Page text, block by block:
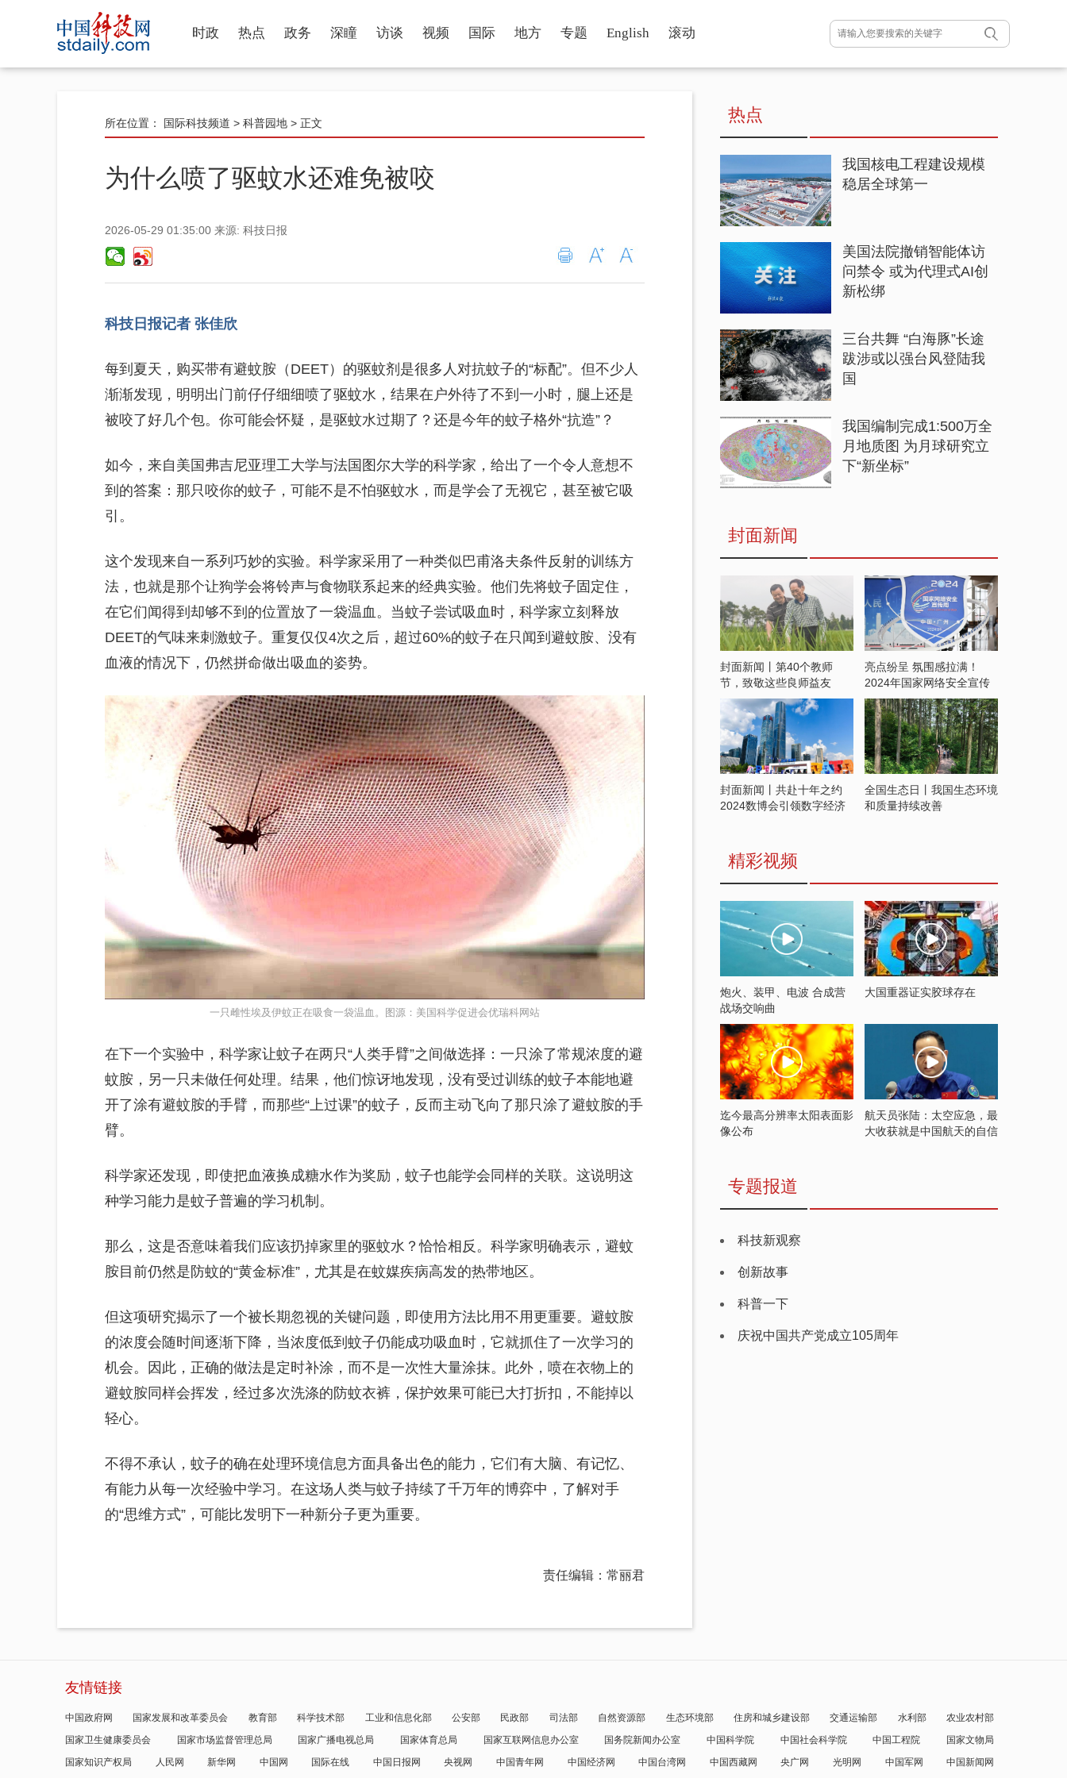
时政 热点 政务 深瞳 访谈 视频 国际 地方 专题 English 滚动
所在位置： 国际科技频道 > 科普园地 > 正文
为什么喷了驱蚊水还难免被咬
2026-05-29 01:35:00 来源: 科技日报
科技日报记者 张佳欣
每到夏天，购买带有避蚊胺（DEET）的驱蚊剂是很多人对抗蚊子的“标配”。但不少人
渐渐发现，明明出门前仔仔细细喷了驱蚊水，结果在户外待了不到一小时，腿上还是
被咬了好几个包。你可能会怀疑，是驱蚊水过期了？还是今年的蚊子格外“抗造”？
如今，来自美国弗吉尼亚理工大学与法国图尔大学的科学家，给出了一个令人意想不
到的答案：那只咬你的蚊子，可能不是不怕驱蚊水，而是学会了无视它，甚至被它吸
引。
这个发现来自一系列巧妙的实验。科学家采用了一种类似巴甫洛夫条件反射的训练方
法，也就是那个让狗学会将铃声与食物联系起来的经典实验。他们先将蚊子固定住，
在它们闻得到却够不到的位置放了一袋温血。当蚊子尝试吸血时，科学家立刻释放
DEET的气味来刺激蚊子。重复仅仅4次之后，超过60%的蚊子在只闻到避蚊胺、没有
血液的情况下，仍然拼命做出吸血的姿势。
一只雌性埃及伊蚊正在吸食一袋温血。图源：美国科学促进会优瑞科网站
在下一个实验中，科学家让蚊子在两只“人类手臂”之间做选择：一只涂了常规浓度的避
蚊胺，另一只未做任何处理。结果，他们惊讶地发现，没有受过训练的蚊子本能地避
开了涂有避蚊胺的手臂，而那些“上过课”的蚊子，反而主动飞向了那只涂了避蚊胺的手
臂。
科学家还发现，即使把血液换成糖水作为奖励，蚊子也能学会同样的关联。这说明这
种学习能力是蚊子普遍的学习机制。
那么，这是否意味着我们应该扔掉家里的驱蚊水？恰恰相反。科学家明确表示，避蚊
胺目前仍然是防蚊的“黄金标准”，尤其是在蚊媒疾病高发的热带地区。
但这项研究揭示了一个被长期忽视的关键问题，即使用方法比用不用更重要。避蚊胺
的浓度会随时间逐渐下降，当浓度低到蚊子仍能成功吸血时，它就抓住了一次学习的
机会。因此，正确的做法是定时补涂，而不是一次性大量涂抹。此外，喷在衣物上的
避蚊胺同样会挥发，经过多次洗涤的防蚊衣裤，保护效果可能已大打折扣，不能掉以
轻心。
不得不承认，蚊子的确在处理环境信息方面具备出色的能力，它们有大脑、有记忆、
有能力从每一次经验中学习。在这场人类与蚊子持续了千万年的博弈中，了解对手
的“思维方式”，可能比发明下一种新分子更为重要。
责任编辑：常丽君
热点
我国核电工程建设规模
稳居全球第一
美国法院撤销智能体访
问禁令 或为代理式AI创
新松绑
三台共舞 “白海豚”长途
跋涉或以强台风登陆我
国
我国编制完成1:500万全
月地质图 为月球研究立
下“新坐标”
封面新闻
封面新闻丨第40个教师
节，致敬这些良师益友
亮点纷呈 氛围感拉满！
2024年国家网络安全宣传
周开启
封面新闻丨共赴十年之约
2024数博会引领数字经济
全国生态日丨我国生态环境
和质量持续改善
精彩视频
炮火、装甲、电波 合成营
战场交响曲
大国重器证实胶球存在
迄今最高分辨率太阳表面影
像公布
航天员张陆：太空应急，最
大收获就是中国航天的自信
专题报道
科技新观察
创新故事
科普一下
庆祝中国共产党成立105周年
友情链接
中国政府网 国家发展和改革委员会 教育部 科学技术部 工业和信息化部 公安部 民政部 司法部 自然资源部 生态环境部 住房和城乡建设部 交通运输部 水利部
农业农村部
国家卫生健康委员会
国家市场监督管理总局 国家广播电视总局 国家体育总局 国家互联网信息办公室 国务院新闻办公室 中国科学院 中国社会科学院 中国工程院
国家文物局
国家知识产权局
人民网 新华网 中国网 国际在线 中国日报网 央视网 中国青年网 中国经济网 中国台湾网 中国西藏网 央广网 光明网 中国军网 中国新闻网